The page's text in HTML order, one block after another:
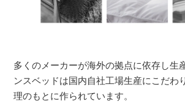
多くのメーカーが海外の拠点に依存し生
ンスベッドは国内自社工場生産にこだわ
理のもとに作られています。